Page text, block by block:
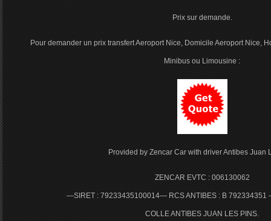
Prix sur demande.
Pour demander un prix transfert Aeroport Nice, Domicile Aeroport Nice,
Minibus ou Limousine :
Provided by Zencar Car with driver Antibes Juan
ZENCAR EVTC : 006130062
—SIRET : 79233435100014— RCS ANTIBES : B 792334351
COLLE ANTIBES JUAN LES PINS.